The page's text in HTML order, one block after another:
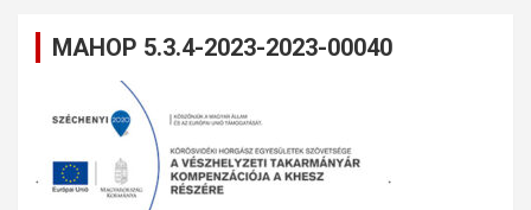
MAHOP 5.3.4-2023-2023-00040